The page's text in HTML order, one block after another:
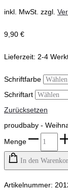
inkl. MwSt. zzgl.
9,90 €
Lieferzeit: 2-4
Schriftfarbe
Schriftart
Zurücksetzen
proudbaby -
Menge
In den
Artikelnummer: